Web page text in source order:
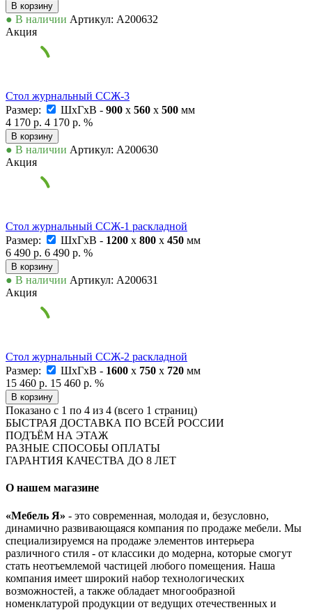
В корзину
● В наличии Артикул: А200632
Акция
Стол журнальный ССЖ-3
Размер:
ШxГxВ - 900 x 560 x 500 мм
4 170 р. 4 170 р. %
В корзину
● В наличии Артикул: А200630
Акция
Стол журнальный ССЖ-1 раскладной
Размер:
ШxГxВ - 1200 x 800 x 450 мм
6 490 р. 6 490 р. %
В корзину
● В наличии Артикул: А200631
Акция
Стол журнальный ССЖ-2 раскладной
Размер:
ШxГxВ - 1600 x 750 x 720 мм
15 460 р. 15 460 р. %
В корзину
Показано с 1 по 4 из 4 (всего 1 страниц)
БЫСТРАЯ ДОСТАВКА ПО ВСЕЙ РОССИИ
ПОДЪЁМ НА ЭТАЖ
РАЗНЫЕ СПОСОБЫ ОПЛАТЫ
ГАРАНТИЯ КАЧЕСТВА ДО 8 ЛЕТ
О нашем магазине
«Мебель Я» - это современная, молодая и, безусловно,
динамично развивающаяся компания по продаже мебели. Мы
специализируемся на продаже элементов интерьера
различного стиля - от классики до модерна, которые смогут
стать неотъемлемой частицей любого помещения. Наша
компания имеет широкий набор технологических
возможностей, а также обладает многообразной
номенклатурой продукции от ведущих отечественных и